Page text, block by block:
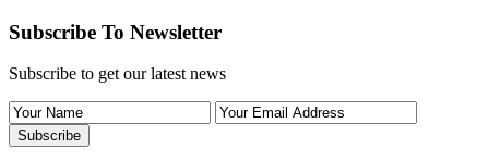
Subscribe To Newsletter
Subscribe to get our latest news